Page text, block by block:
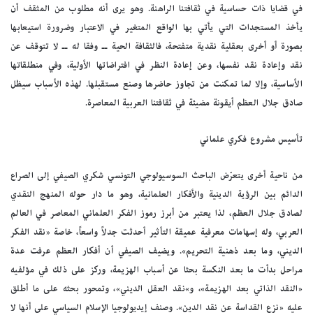
في قضايا ذات حساسية في ثقافتنا الراهنة. وهو يرى أنه مطلوب من المثقف أن
يأخذ المستجدات التي يأتي بها الواقع المتغير في الاعتبار وضرورة استيعابها
بصورة أو أخرى بعقلية نقدية متفتحة، فالثقافة الحية ــ وفقا له ــ لا تتوقف عن
نقد وإعادة نقد نفسها، وعن إعادة النظر في افتراضاتها الأولية، وفي منطلقاتها
الأساسية، وإلا لما تمكنت من تجاوز حاضرها وصنع مستقبلها. لهذه الأسباب سيظل
صادق جلال العظم أيقونة مضيئة في ثقافتنا العربية المعاصرة.
تأسيس مشروع فكري علماني
من ناحية أخرى يتعرّض الباحث السوسيولوجي التونسي شكري الصيفي إلى الصراع
الدائم بين الرؤية الدينية والأفكار العلمانية، وهو ما دار حوله المنهج النقدي
لصادق جلال العظم، لذا يعتبر من أبرز رموز الفكر العلماني المعاصر في العالم
العربي، وله إسهامات معرفية عميقة التأثير أحدثت جدلاً واسعاً، خاصة «نقد الفكر
الديني، وما بعد ذهنية التحريم». ويضيف الصيفي أن أفكار العظم عرفت عدة
مراحل بدأت ما بعد النكسة بحثا عن أسباب الهزيمة، وركز على ذلك في مؤلفيه
«النقد الذاتي بعد الهزيمة»، و»نقد العقل الديني»، وتمحور بحثه على ما أطلق
عليه «نزع القداسة عن نقد الدين». وصنف إيديولوجيا الإسلام السياسي على أنها لا